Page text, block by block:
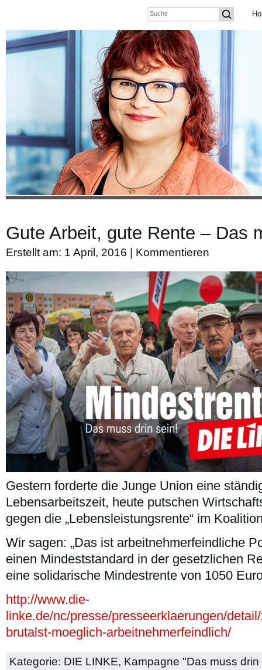
Gute Arbeit, gute Rente – Das
Erstellt am: 1 April, 2016 | Kommentieren
Gestern forderte die Junge Union eine
Lebensarbeitszeit, heute putschen
gegen die „Lebensleistungsrente“ im
Wir sagen: „Das ist arbeitnehmerfeindliche
einen Mindeststandard in der gesetzlichen
eine solidarische Mindestrente von 1050
http://www.die-
linke.de/nc/presse/presseerklaerungen/
brutalst-moeglich-arbeitnehmerfeindlich/
Kategorie: DIE LINKE, Kampagne "Das muss drin